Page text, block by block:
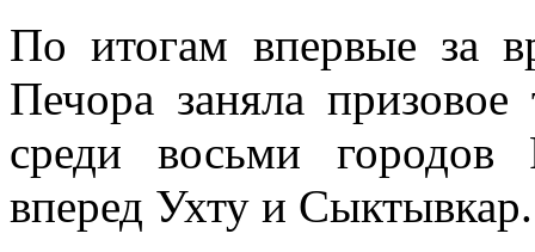
По итогам впервые за
Печора заняла
среди восьми городов
вперед Ухту и Сыктывкар.